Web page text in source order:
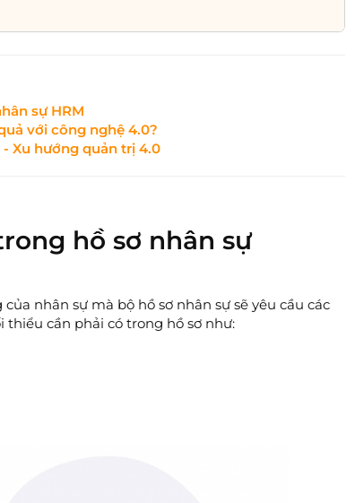
sự HRM
với công nghệ 4.0?
Xu hướng quản trị 4.0
hồ sơ nhân sự
nhân sự mà bộ hồ sơ nhân sự sẽ yêu cầu các
thiểu cần phải có trong hồ sơ như: